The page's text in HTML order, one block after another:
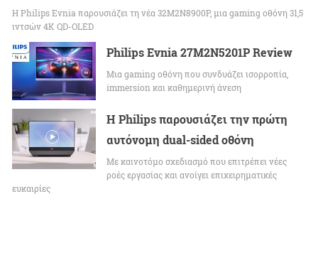
Η Philips Evnia παρουσιάζει τη νέα 32M2N8900P, μια gaming οθόνη 31,5
ιντσών 4K QD-OLED
Philips Evnia 27M2N5201P Review
Μια gaming οθόνη που συνδυάζει ισορροπία,
immersion και καθημερινή άνεση
Η Philips παρουσιάζει την πρώτη
αυτόνομη dual-sided οθόνη
Με καινοτόμο σχεδιασμό που επιτρέπει νέες
ροές εργασίας και ανοίγει επιχειρηματικές
ευκαιρίες